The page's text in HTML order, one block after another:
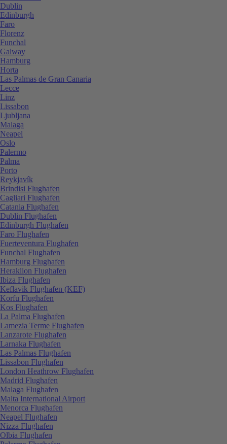
Dublin
Edinburgh
Faro
Florenz
Funchal
Galway
Hamburg
Horta
Las Palmas de Gran Canaria
Lecce
Linz
Lissabon
Ljubljana
Malaga
Neapel
Oslo
Palermo
Palma
Porto
Reykjavík
Brindisi Flughafen
Cagliari Flughafen
Catania Flughafen
Dublin Flughafen
Edinburgh Flughafen
Faro Flughafen
Fuerteventura Flughafen
Funchal Flughafen
Hamburg Flughafen
Heraklion Flughafen
Ibiza Flughafen
Keflavik Flughafen (KEF)
Korfu Flughafen
Kos Flughafen
La Palma Flughafen
Lamezia Terme Flughafen
Lanzarote Flughafen
Larnaka Flughafen
Las Palmas Flughafen
Lissabon Flughafen
London Heathrow Flughafen
Madrid Flughafen
Malaga Flughafen
Malta International Airport
Menorca Flughafen
Neapel Flughafen
Nizza Flughafen
Olbia Flughafen